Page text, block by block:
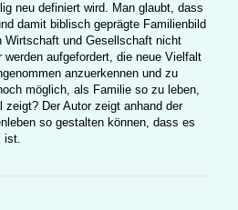
neu definiert wird. Man glaubt, dass
damit biblisch geprägte Fa­milienbild
Wirtschaft und Gesell­schaft nicht
aufgefordert, die neue Vielfalt
anzu­erkennen und zu
möglich, als Familie so zu leben,
Der Autor zeigt anhand der
so gestalten können, dass es
ist.